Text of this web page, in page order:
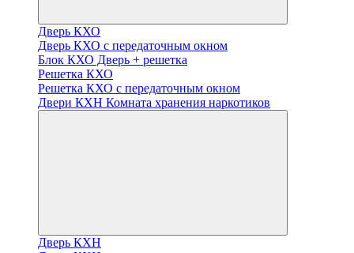
Дверь КХО
Дверь КХО с передаточным окном
Блок КХО Дверь + решетка
Решетка КХО
Решетка КХО с передаточным окном
Двери КХН Комната хранения наркотиков
Дверь КХН